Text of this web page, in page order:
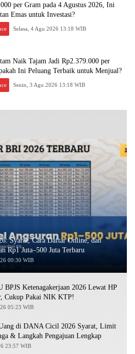
per Gram pada 4 Agustus 2026, Ini
Emas untuk Investasi?
Selasa, 4 Agu 2026 13:18 WIB
Naik Tajam Jadi Rp2.379.000 per
Ini Peluang Terbaik untuk Menjual?
Senin, 3 Agu 2026 13:18 WIB
Syarat, Cara Daftar Online, dan
Rp1 Juta–500 Juta Terbaru
00:30 WIB
BPJS Ketenagakerjaan 2026 Lewat HP
Cukup Pakai NIK KTP!
05:23 WIB
di DANA Cicil 2026 Syarat, Limit
& Langkah Pengajuan Lengkap
23:57 WIB